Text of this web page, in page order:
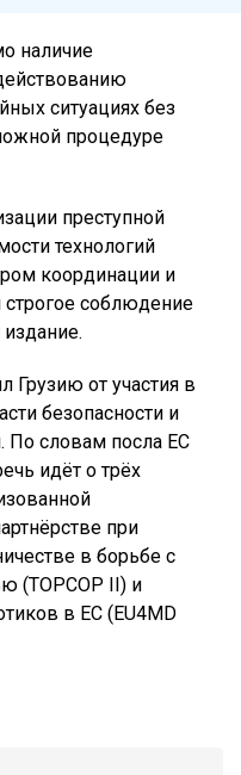
наличие
ситуациях без
процедуре
преступной
технологий
координации и
строгое соблюдение
Грузию от участия в
безопасности и
По словам посла ЕС
идёт о трёх
при
в борьбе с
(TOPCOP II) и
в ЕС (EU4MD